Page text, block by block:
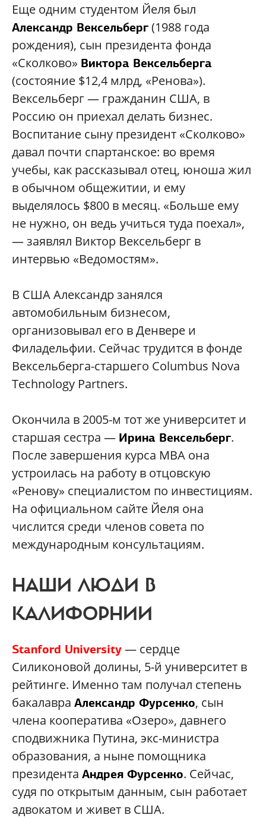
Еще одним студентом Йеля был
Александр Вексельберг(1988 года
рождения), сын президента фонда
«Сколково» Виктора Вексельберга
(состояние $12,4 млрд, «Ренова»).
Вексельберг — гражданин США, в
Россию он приехал делать бизнес.
Воспитание сыну президент «Сколково»
давал почти спартанское: во время
учебы, как рассказывал отец, юноша жил
в обычном общежитии, и ему
выделялось $800 в месяц. «Больше ему
не нужно, он ведь учиться туда поехал»,
— заявлял Виктор Вексельберг в
интервью «Ведомостям».
В США Александр занялся
автомобильным бизнесом,
организовывал его в Денвере и
Филадельфии. Сейчас трудится в фонде
Вексельберга-старшего Columbus Nova
Technology Partners.
Окончила в 2005-м тот же университет и
старшая сестра — Ирина Вексельберг.
После завершения курса MBA она
устроилась на работу в отцовскую
«Ренову» специалистом по инвестициям.
На официальном сайте Йеля она
числится среди членов совета по
международным консультациям.
НАШИ ЛЮДИ В
КАЛИФОРНИИ
Stanford University— сердце
Силиконовой долины, 5-й университет в
рейтинге. Именно там получал степень
бакалавра Александр Фурсенко, сын
члена кооператива «Озеро», давнего
сподвижника Путина, экс-министра
образования, а ныне помощника
президента Андрея Фурсенко. Сейчас,
судя по открытым данным, сын работает
адвокатом и живет в США.